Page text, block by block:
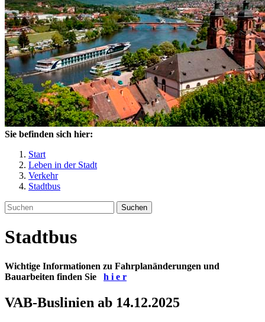
Sie befinden sich hier:
Start
Leben in der Stadt
Verkehr
Stadtbus
Suchen
Stadtbus
Wichtige Informationen zu Fahrplanänderungen und
Bauarbeiten finden Sie h i e r
VAB-Buslinien ab 14.12.2025